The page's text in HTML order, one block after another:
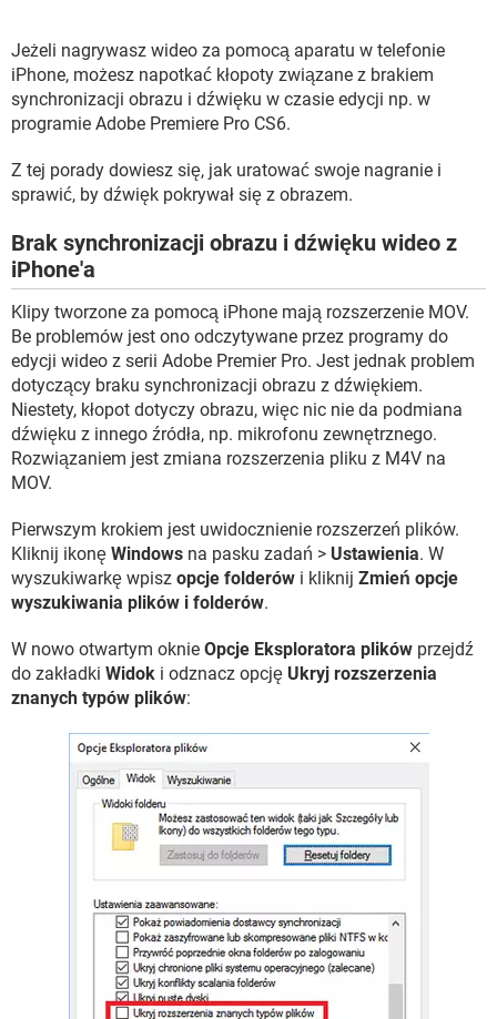
Jeżeli nagrywasz wideo za pomocą aparatu w telefonie
iPhone, możesz napotkać kłopoty związane z brakiem
synchronizacji obrazu i dźwięku w czasie edycji np. w
programie Adobe Premiere Pro CS6.
Z tej porady dowiesz się, jak uratować swoje nagranie i
sprawić, by dźwięk pokrywał się z obrazem.
Brak synchronizacji obrazu i dźwięku wideo z
iPhone'a
Klipy tworzone za pomocą iPhone mają rozszerzenie MOV.
Be problemów jest ono odczytywane przez programy do
edycji wideo z serii Adobe Premier Pro. Jest jednak problem
dotyczący braku synchronizacji obrazu z dźwiękiem.
Niestety, kłopot dotyczy obrazu, więc nic nie da podmiana
dźwięku z innego źródła, np. mikrofonu zewnętrznego.
Rozwiązaniem jest zmiana rozszerzenia pliku z M4V na
MOV.
Pierwszym krokiem jest uwidocznienie rozszerzeń plików.
Kliknij ikonę Windows na pasku zadań > Ustawienia. W
wyszukiwarkę wpisz opcje folderów i kliknij Zmień opcje
wyszukiwania plików i folderów.
W nowo otwartym oknie Opcje Eksploratora plików przejdź
do zakładki Widok i odznacz opcję Ukryj rozszerzenia
znanych typów plików: